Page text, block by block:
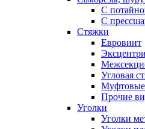
С
С
Стяжки
Евровинт
Угловая
Муфтовые
Прочие
Уголки
Уголки